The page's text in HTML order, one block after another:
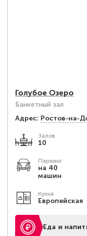
Голубое Озеро
Банкетный зал
Адрес: Ростов-на-
Залов
10
Паркинг
на 40
машин
Кухня
Европейская
Еда и